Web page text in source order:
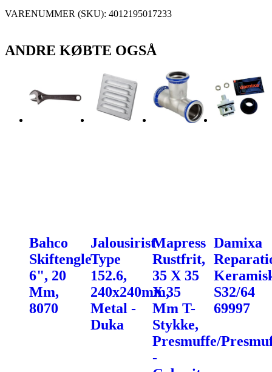
VARENUMMER (SKU): 4012195017233
ANDRE KØBTE OGSÅ
Bahco
Skiftengle
6", 20
Mm,
8070
Jalousirist
Type
152.6,
240x240mm,
Metal -
Duka
Mapress
Rustfrit,
35 X 35
X 35
Mm T-
Stykke,
Presmuffe/
-
Damixa
S32/64
69997